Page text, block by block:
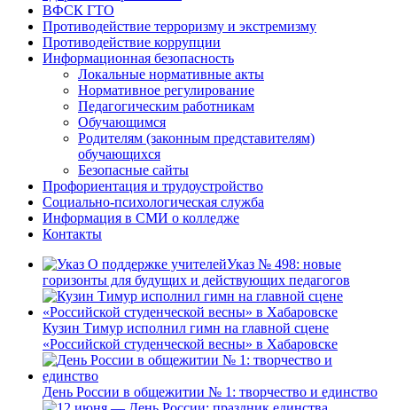
ВФСК ГТО
Противодействие терроризму и экстремизму
Противодействие коррупции
Информационная безопасность
Локальные нормативные акты
Нормативное регулирование
Педагогическим работникам
Обучающимся
Родителям (законным представителям)
обучающихся
Безопасные сайты
Профориентация и трудоустройство
Социально-психологическая служба
Информация в СМИ о колледже
Контакты
Указ № 498: новые
горизонты для будущих и действующих педагогов
Кузин Тимур исполнил гимн на главной сцене
«Российской студенческой весны» в Хабаровске
День России в общежитии № 1: творчество и единство